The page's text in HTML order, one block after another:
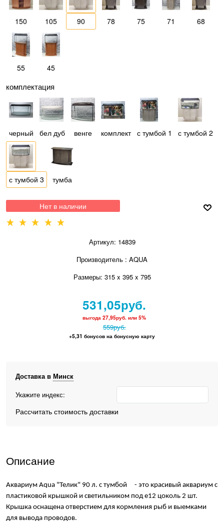
150 105 90 78 75 71 68
55 45
комплектация
черный бел дуб венге комплект с тумбой 1 с тумбой 2
с тумбой 3 тумба
Нет в наличии
Артикул: 14839
Производитель : AQUA
Размеры: 315 x 395 x 795
559руб.
531,05руб.
выгода27,95руб. или5%
+5,31 бонусов на бонусную карту
Доставка в Минск
Укажите индекс:
Рассчитать стоимость доставки
Описание
Аквариум Aqua "Телик" 90 л. с тумбой - это красивый аквариум с
пластиковой крышкой и светильником под е12 цоколь 2 шт.
Крышка оснащена отверстием для кормления рыб и выемками
для вывода проводов.